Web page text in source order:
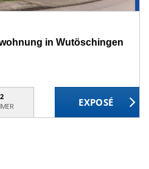
in Wutöschingen
2